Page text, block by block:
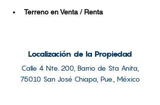
Terreno en Venta / Renta
Localización de la Propiedad
Calle 4 Nte. 200, Barrio de Sta Anita,
75010 San José Chiapa, Pue., México